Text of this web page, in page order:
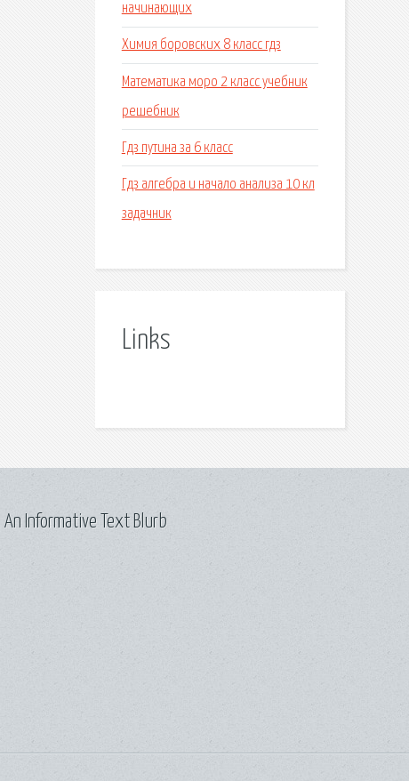
начинающих
Химия боровских 8 класс гдз
Математика моро 2 класс учебник
решебник
Гдз путина за 6 класс
Гдз алгебра и начало анализа 10 кл
задачник
Links
An Informative Text Blurb